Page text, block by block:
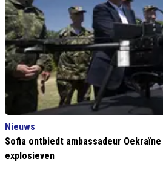
Nieuws
Sofia ontbiedt ambassadeur
explosieven